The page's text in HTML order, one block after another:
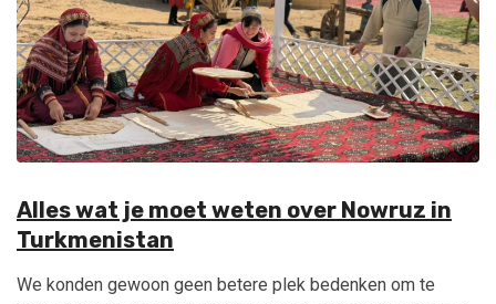
Alles wat je moet weten over Nowruz in
Turkmenistan
We konden gewoon geen betere plek bedenken om te